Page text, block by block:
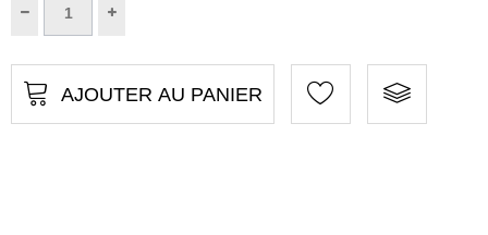
AJOUTER AU PANIER